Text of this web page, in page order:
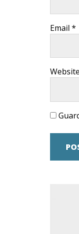
Email *
Website